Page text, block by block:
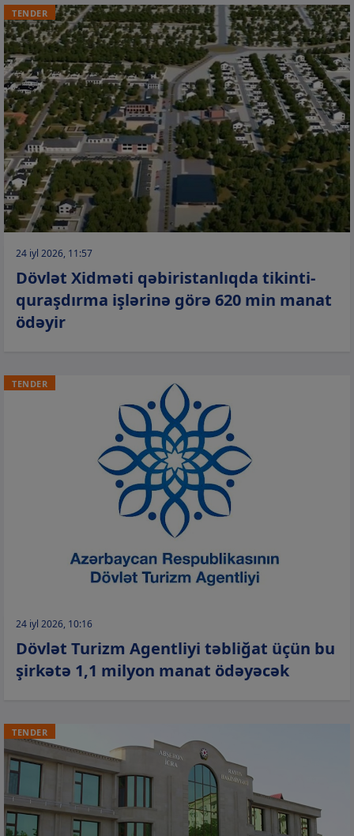
TENDER
24 iyl 2026, 11:57
Dövlət Xidməti qəbiristanlıqda tikinti-
quraşdırma işlərinə görə 620 min manat
ödəyir
TENDER
24 iyl 2026, 10:16
Dövlət Turizm Agentliyi təbliğat üçün bu
şirkətə 1,1 milyon manat ödəyəcək
TENDER